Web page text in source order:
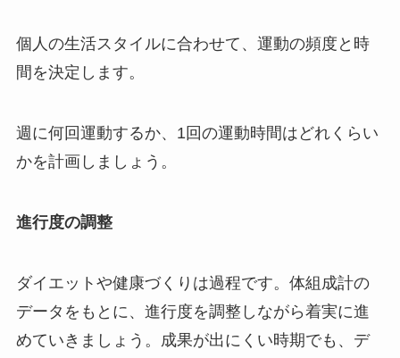
個人の生活スタイルに合わせて、運動の頻度と時
間を決定します。
週に何回運動するか、1回の運動時間はどれくらい
かを計画しましょう。
進行度の調整
ダイエットや健康づくりは過程です。体組成計の
データをもとに、進行度を調整しながら着実に進
めていきましょう。成果が出にくい時期でも、デ